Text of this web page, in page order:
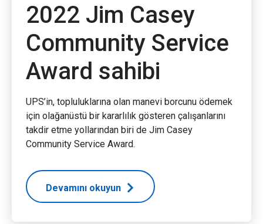
2022 Jim Casey
Community Service
Award sahibi
UPS’in, topluluklarına olan manevi borcunu ödemek
için olağanüstü bir kararlılık gösteren çalışanlarını
takdir etme yollarından biri de Jim Casey
Community Service Award.
Devamını okuyun